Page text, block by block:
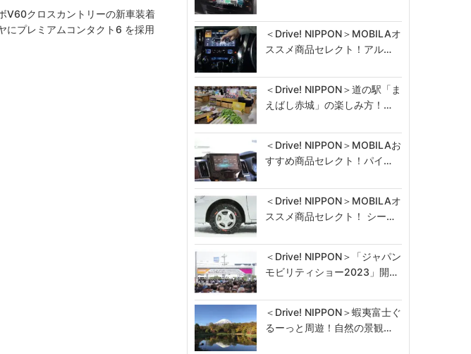
V60クロスカントリーの新車装着
にプレミアムコンタクト6 を採用
＜Drive! NIPPON＞MOBILAオ
ススメ商品セレクト！アル…
＜Drive! NIPPON＞道の駅「ま
えばし赤城」の楽しみ方！…
＜Drive! NIPPON＞MOBILAお
すすめ商品セレクト！パイ…
＜Drive! NIPPON＞MOBILAオ
ススメ商品セレクト！ シー…
＜Drive! NIPPON＞「ジャパン
モビリティショー2023」開…
＜Drive! NIPPON＞蝦夷富士ぐ
るーっと周遊！自然の景観…